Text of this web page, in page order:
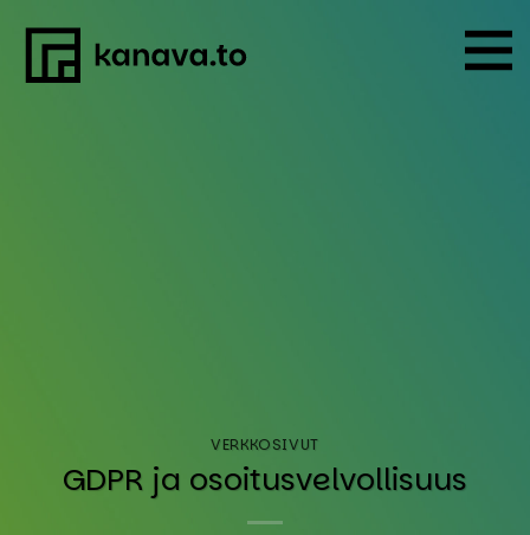
content
VERKKOSIVUT
GDPR ja osoi­tus­vel­vol­li­suus